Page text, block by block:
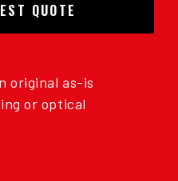
QUOTE
original as-is
or optical